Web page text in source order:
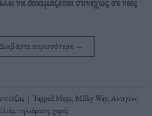
περισσότερα →
| TaggedMega, Milky Way,Αντιγόνη
,τηλεόραση,χορός